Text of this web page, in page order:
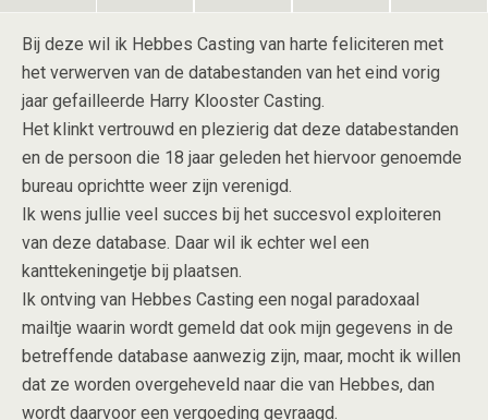
Bij deze wil ik Hebbes Casting van harte feliciteren met
het verwerven van de databestanden van het eind vorig
jaar gefailleerde Harry Klooster Casting.
Het klinkt vertrouwd en plezierig dat deze databestanden
en de persoon die 18 jaar geleden het hiervoor genoemde
bureau oprichtte weer zijn verenigd.
Ik wens jullie veel succes bij het succesvol exploiteren
van deze database. Daar wil ik echter wel een
kanttekeningetje bij plaatsen.
Ik ontving van Hebbes Casting een nogal paradoxaal
mailtje waarin wordt gemeld dat ook mijn gegevens in de
betreffende database aanwezig zijn, maar, mocht ik willen
dat ze worden overgeheveld naar die van Hebbes, dan
wordt daarvoor een vergoeding gevraagd.